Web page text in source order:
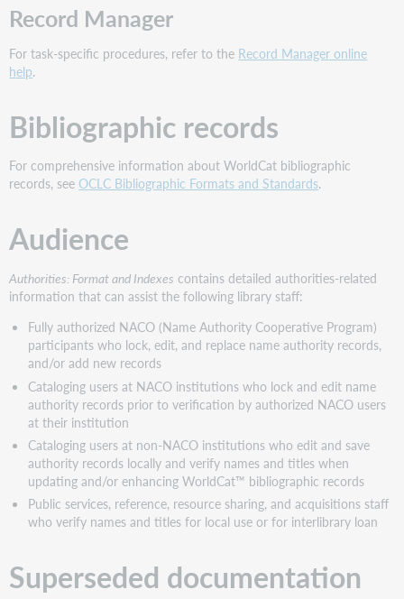
Record Manager
For task-specific procedures, refer to the Record Manager online
help.
Bibliographic records
For comprehensive information about WorldCat bibliographic
records, seeOCLC Bibliographic Formats and Standards.
Audience
Authorities: Format and Indexes contains detailed authorities-related
information that can assist the following library staff:
Fully authorized NACO (Name Authority Cooperative Program)
participants who lock, edit, and replace name authority records,
and/or add new records
Cataloging users at NACO institutions who lock and edit name
authority records prior to verification by authorized NACO users
at their institution
Cataloging users at non-NACO institutions who edit and save
authority records locally and verify names and titles when
updating and/or enhancing WorldCat™ bibliographic records
Public services, reference, resource sharing, and acquisitions staff
who verify names and titles for local use or for interlibrary loan
Superseded documentation